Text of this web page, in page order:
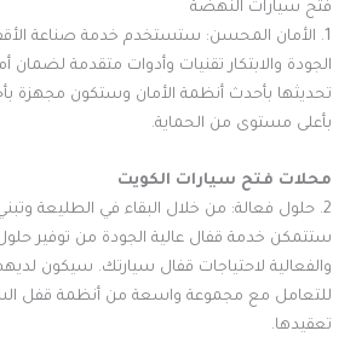
فتح سيارات النهضة
1. الأمان المحسن: ستستخدم خدمة صناعة
الجودة والابتكار تقنيات وأدوات متقدمة
تحديثها بأحدث أنظمة الأمان وستكون مجهزة
بأعلى مستوى من الحماية.
محلات فتح سيارات الكويت
2. حلول فعالة: من خلال البقاء في الطليعة
ستتمكن خدمة قفال عالية الجودة من توفير
والفعالية لاحتياجات قفال سيارتك. سيكون
للتعامل مع مجموعة واسعة من أنظمة قفل
تعقيدها.